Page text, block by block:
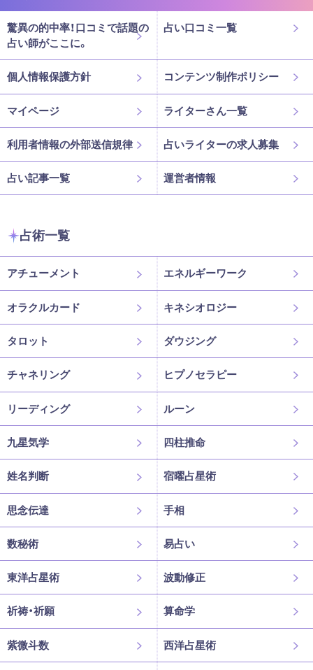
驚異の的中率！口コミで話題の
占い師がここに。
占い口コミ一覧
個人情報保護方針 コンテンツ制作ポリシー
マイページ ライターさん一覧
利用者情報の外部送信規律 占いライターの求人募集
占い記事一覧 運営者情報
占術一覧
アチューメント エネルギーワーク
オラクルカード キネシオロジー
タロット ダウジング
チャネリング ヒプノセラピー
リーディング ルーン
九星気学 四柱推命
姓名判断 宿曜占星術
思念伝達 手相
数秘術 易占い
東洋占星術 波動修正
祈祷・祈願 算命学
紫微斗数 西洋占星術